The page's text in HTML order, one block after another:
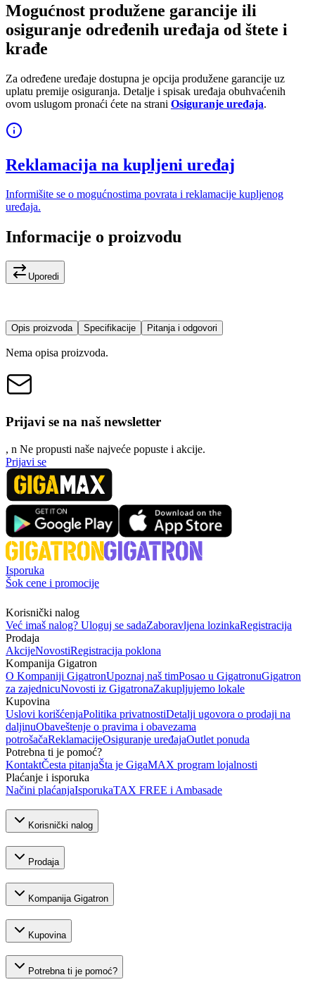
Mogućnost produžene garancije ili
osiguranje određenih uređaja od štete i
krađe
Za određene uređaje dostupna je opcija produžene garancije uz
uplatu premije osiguranja. Detalje i spisak uređaja obuhvaćenih
ovom uslugom pronaći ćete na strani Osiguranje uređaja.
Reklamacija na kupljeni uređaj
Informišite se o mogućnostima povrata i reklamacije kupljenog
uređaja.
Informacije o proizvodu
Uporedi
Opis proizvoda Specifikacije Pitanja i odgovori
Nema opisa proizvoda.
Prijavi se na naš newsletter
, n Ne propusti naše najveće popuste i akcije.
Prijavi se
Isporuka
Šok cene i promocije
Korisnički nalog
Već imaš nalog? Uloguj se sadaZaboravljena lozinkaRegistracija
Prodaja
AkcijeNovostiRegistracija poklona
Kompanija Gigatron
O Kompaniji GigatronUpoznaj naš timPosao u GigatronuGigatron
za zajednicuNovosti iz GigatronaZakupljujemo lokale
Kupovina
Uslovi korišćenjaPolitika privatnostiDetalji ugovora o prodaji na
daljinuObaveštenje o pravima i obavezama
potrošačaReklamacijeOsiguranje uređajaOutlet ponuda
Potrebna ti je pomoć?
KontaktČesta pitanjaŠta je GigaMAX program lojalnosti
Plaćanje i isporuka
Načini plaćanjaIsporukaTAX FREE i Ambasade
Korisnički nalog
Prodaja
Kompanija Gigatron
Kupovina
Potrebna ti je pomoć?